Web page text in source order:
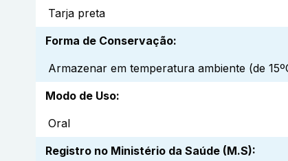
Tarja preta
Forma de Conservação:
Armazenar em temperatura ambiente (de
Modo de Uso:
Oral
Registro no Ministério da Saúde (M.S):